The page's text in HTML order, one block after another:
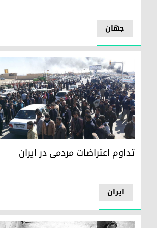
جھان
تداوم اعتراضات مردمی در ایران
ایران
تداوم اعتراضات مردمی در ایران